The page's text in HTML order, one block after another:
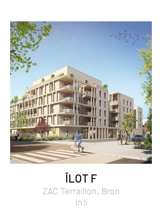
ÎLOT F
ZAC Terraillon, Bron
In'li